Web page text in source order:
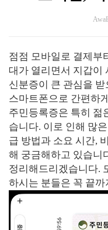
점점 모바일로 결제부
대가 열리면서 지갑이
신분증이 큰 관심을
스마트폰으로 간편하
주민등록증은 특히 젊
습니다. 이로 인해 많
급 방법과 소요 시간,
해 궁금해하고 있습니
정리해드리겠습니다.
하시는 분들은 꼭 끝